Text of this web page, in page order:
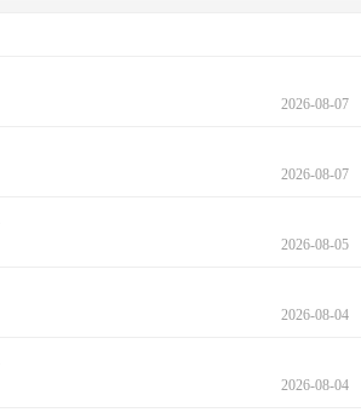
2026-08-07
2026-08-07
2026-08-05
2026-08-04
2026-08-04